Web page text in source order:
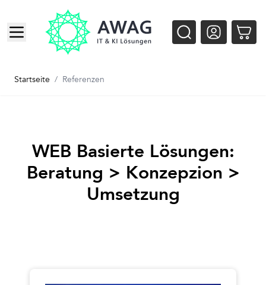
Zum Inhalt springen
Startseite / Referenzen
WEB Basierte Lösungen:
Beratung > Konzepzion >
Umsetzung